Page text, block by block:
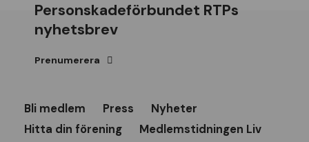
Personskadeförbundet RTPs
nyhetsbrev
Prenumerera
Bli medlem Press
Nyheter
Hitta din förening
Medlemstidningen Liv